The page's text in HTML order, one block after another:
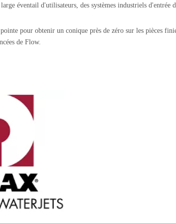
éventail d'utilisateurs, des systèmes industriels d'entrée
pour obtenir un conique près de zéro sur les pièces
de Flow.